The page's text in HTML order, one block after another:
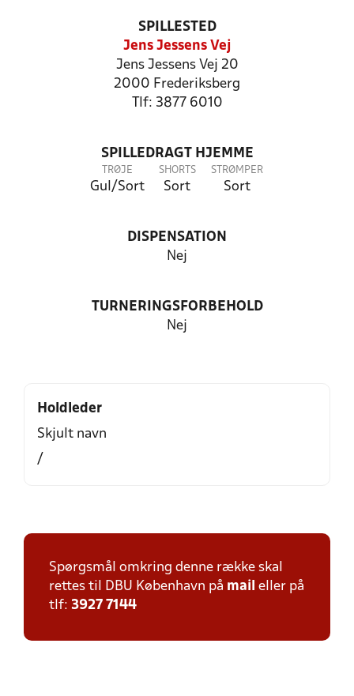
SPILLESTED
Jens Jessens Vej
Jens Jessens Vej 20
2000 Frederiksberg
Tlf: 3877 6010
SPILLEDRAGT HJEMME
TRØJE
Gul/Sort
SHORTS
Sort
STRØMPER
Sort
DISPENSATION
Nej
TURNERINGSFORBEHOLD
Nej
Holdleder
Skjult navn
/
Spørgsmål omkring denne række skal
rettes til DBU København på mail eller på
tlf: 3927 7144